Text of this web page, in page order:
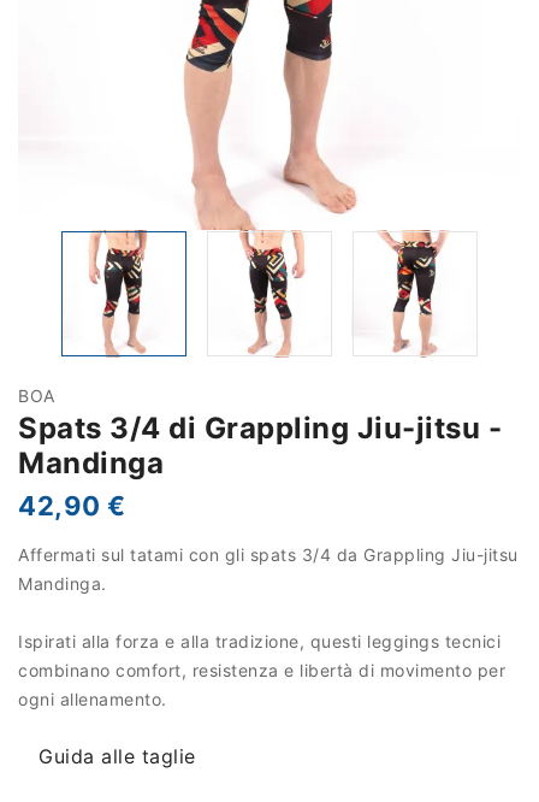
BOA
Spats 3/4 di Grappling Jiu-jitsu -
Mandinga
42,90 €
Affermati sul tatami con gli spats 3/4 da Grappling Jiu-jitsu
Mandinga.
Ispirati alla forza e alla tradizione, questi leggings tecnici
combinano comfort, resistenza e libertà di movimento per
ogni allenamento.
Guida alle taglie